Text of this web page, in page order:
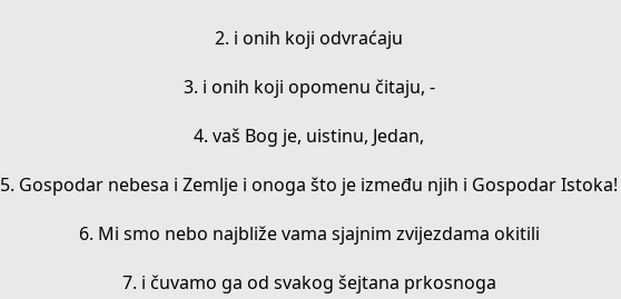
2. i onih koji odvraćaju
3. i onih koji opomenu čitaju, -
4. vaš Bog je, uistinu, Jedan,
5. Gospodar nebesa i Zemlje i onoga što je između njih i Gospodar Istoka!
6. Mi smo nebo najbliže vama sjajnim zvijezdama okitili
7. i čuvamo ga od svakog šejtana prkosnoga